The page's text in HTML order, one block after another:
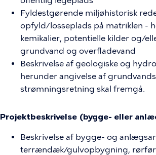
Fyldestgørende miljøhistorisk
opfyld/losseplads på matriklen -
kemikalier, potentielle kilder og/
grundvand og overfladevand
Beskrivelse af geologiske og
herunder angivelse af
strømningsretning skal fremgå.
Projektbeskrivelse (bygge- eller
Beskrivelse af bygge- og
terrændæk/gulvopbygning,